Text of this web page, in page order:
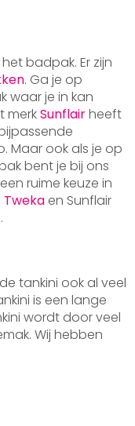
badpak. Er zijn
. Ga je op
waar je in kan
merkSunflairheeft
Maar ook als je op
bent je bij ons
ruime keuze in
Tweka en Sunflair
tankini ook al veel
is een lange
wordt door veel
Wij hebben